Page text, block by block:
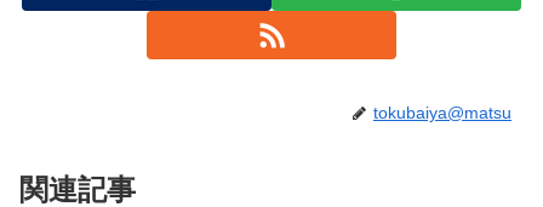
tokubaiya@matsu
関連記事